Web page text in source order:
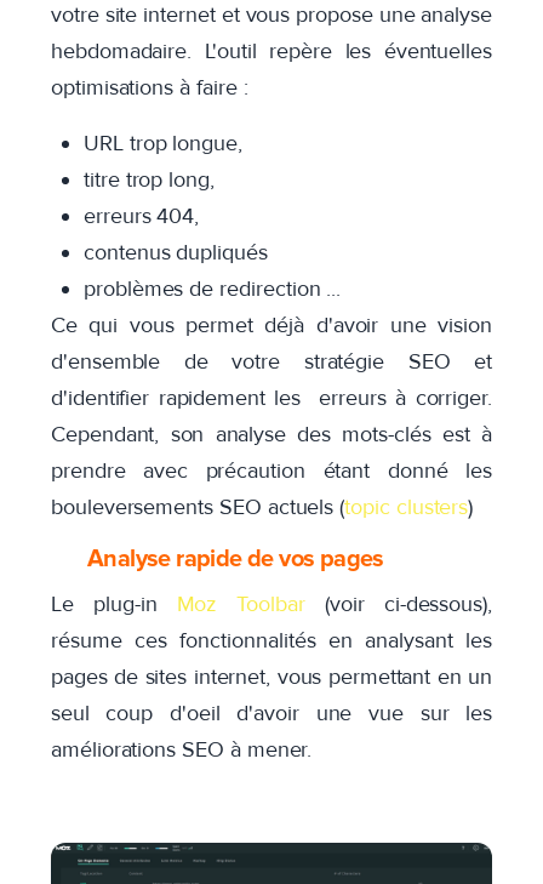
votre site internet et vous propose une analyse
hebdomadaire. L'outil repère les éventuelles
optimisations à faire :
URL trop longue,
titre trop long,
erreurs 404,
contenus dupliqués
problèmes de redirection ...
Ce qui vous permet déjà d'avoir une vision
d'ensemble de votre stratégie SEO et
d'identifier rapidement les erreurs à corriger.
Cependant, son analyse des mots-clés est à
prendre avec précaution étant donné les
bouleversements SEO actuels (topic clusters)
Analyse rapide de vos pages
Le plug-in Moz Toolbar(voir ci-dessous),
résume ces fonctionnalités en analysant les
pages de sites internet, vous permettant en un
seul coup d'oeil d'avoir une vue sur les
améliorations SEO à mener.